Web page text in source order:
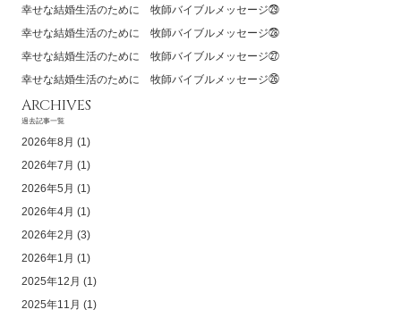
幸せな結婚生活のために 牧師バイブルメッセージ㉙
幸せな結婚生活のために 牧師バイブルメッセージ㉘
幸せな結婚生活のために 牧師バイブルメッセージ㉗
幸せな結婚生活のために 牧師バイブルメッセージ㉖
ARCHIVES
過去記事一覧
2026年8月 (1)
2026年7月 (1)
2026年5月 (1)
2026年4月 (1)
2026年2月 (3)
2026年1月 (1)
2025年12月 (1)
2025年11月 (1)